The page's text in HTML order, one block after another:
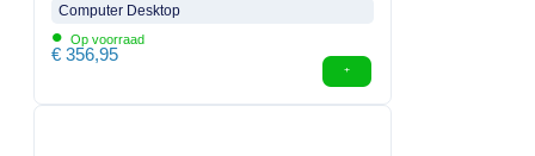
Computer Desktop
• Op voorraad
€ 356,95